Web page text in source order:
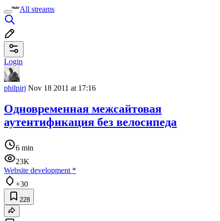
All streams
Login
philpirj Nov 18 2011 at 17:16
Одновременная межсайтовая
аутентификация без велосипеда
6 min
23K
Website development *
+30
228